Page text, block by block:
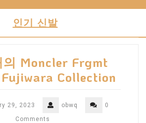
인기 신발
의 Moncler Frgmt
Collection
29, 2023 obwq
0
Comments